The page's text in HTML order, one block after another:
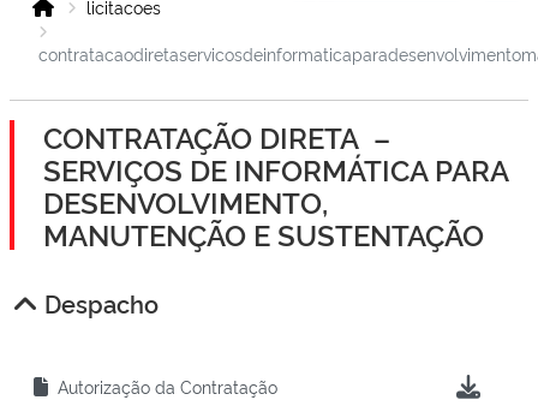
licitacoes
CONTRATAÇÃO DIRETA –
SERVIÇOS DE INFORMÁTICA PARA
DESENVOLVIMENTO,
MANUTENÇÃO E SUSTENTAÇÃO
Despacho
Autorização da Contratação